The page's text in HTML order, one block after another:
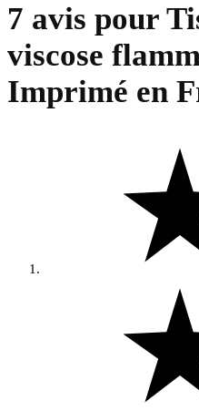
7 avis pour
viscose
Imprimé en